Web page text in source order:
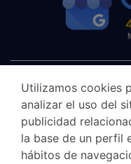
Utilizamos cookies
analizar el uso del
publicidad
la base de un perfil
hábitos de